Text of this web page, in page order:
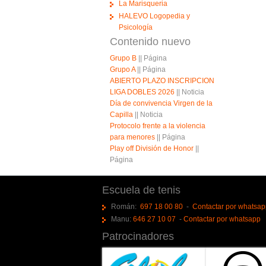
La Marisqueria
HALEVO Logopedia y
Psicología
Contenido nuevo
Grupo B
Página
Grupo A
Página
ABIERTO PLAZO INSCRIPCION
LIGA DOBLES 2026
Noticia
Día de convivencia Virgen de la
Capilla
Noticia
Protocolo frente a la violencia
para menores
Página
Play off División de Honor
Página
Escuela de tenis
Román: 697 18 00 80 - Contactar por
Manu: 646 27 10 07 - Contactar por whatsapp
Patrocinadores